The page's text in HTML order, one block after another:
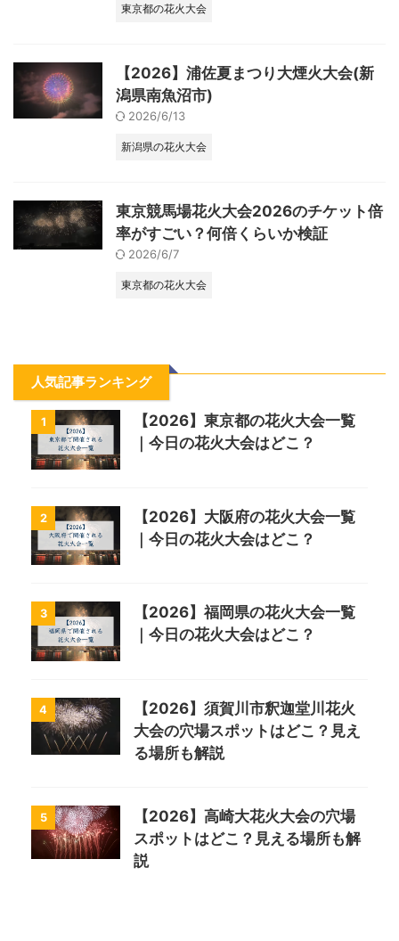
東京都の花火大会
【2026】浦佐夏まつり大煙火大会(新
潟県南魚沼市)
2026/6/13
新潟県の花火大会
東京競馬場花火大会2026のチケット倍
率がすごい？何倍くらいか検証
2026/6/7
東京都の花火大会
人気記事ランキング
1
【2026】東京都の花火大会一覧
｜今日の花火大会はどこ？
2
【2026】大阪府の花火大会一覧
｜今日の花火大会はどこ？
3
【2026】福岡県の花火大会一覧
｜今日の花火大会はどこ？
4
【2026】須賀川市釈迦堂川花火
大会の穴場スポットはどこ？見え
る場所も解説
5
【2026】高崎大花火大会の穴場
スポットはどこ？見える場所も解
説